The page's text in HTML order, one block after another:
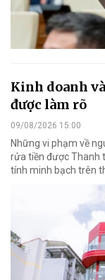
Kinh doanh
được làm rõ
09/08/2026 15:00
Những vi phạm về
rửa tiền được Thanh
tính minh bạch trên